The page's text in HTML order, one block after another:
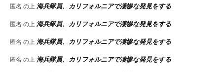
匿名 の上 海兵隊員、カリフォルニアで凄惨な発見をする
匿名 の上 海兵隊員、カリフォルニアで凄惨な発見をする
匿名 の上 海兵隊員、カリフォルニアで凄惨な発見をする
匿名 の上 海兵隊員、カリフォルニアで凄惨な発見をする